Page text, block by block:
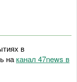
в
на канал 47news в